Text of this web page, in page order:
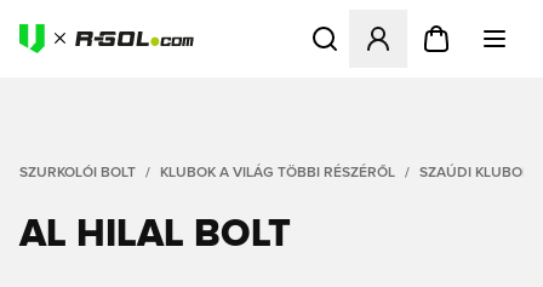
Megnyit egy modált a
SZURKOLÓI BOLT KLUBOK A VILÁG TÖBBI RÉSZÉRŐL SZAÚDI KLUBOK
AL HILAL BOLT